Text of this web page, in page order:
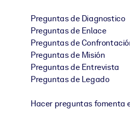
Preguntas de Diagnostico
Preguntas de Enlace
Preguntas de
Preguntas de Misión
Preguntas de Entrevista
Preguntas de Legado
Hacer preguntas fomenta